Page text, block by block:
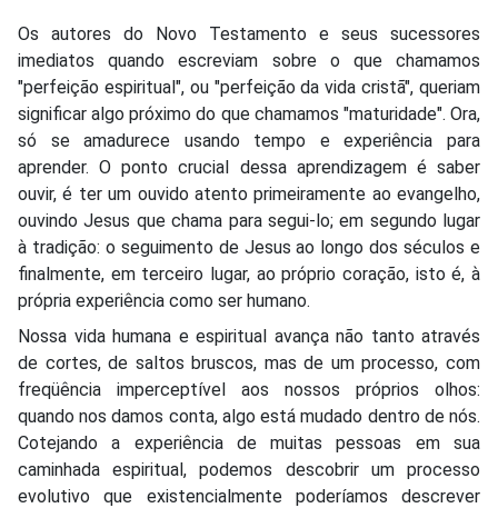
Os autores do Novo Testamento e seus sucessores
imediatos quando escreviam sobre o que chamamos
"perfeição espiritual", ou "perfeição da vida cristã", queriam
significar algo próximo do que chamamos "maturidade". Ora,
só se amadurece usando tempo e experiência para
aprender. O ponto crucial dessa aprendizagem é saber
ouvir, é ter um ouvido atento primeiramente ao evangelho,
ouvindo Jesus que chama para segui-lo; em segundo lugar
à tradição: o seguimento de Jesus ao longo dos séculos e
finalmente, em terceiro lugar, ao próprio coração, isto é, à
própria experiência como ser humano.
Nossa vida humana e espiritual avança não tanto através
de cortes, de saltos bruscos, mas de um processo, com
freqüência imperceptível aos nossos próprios olhos:
quando nos damos conta, algo está mudado dentro de nós.
Cotejando a experiência de muitas pessoas em sua
caminhada espiritual, podemos descobrir um processo
evolutivo que existencialmente poderíamos descrever